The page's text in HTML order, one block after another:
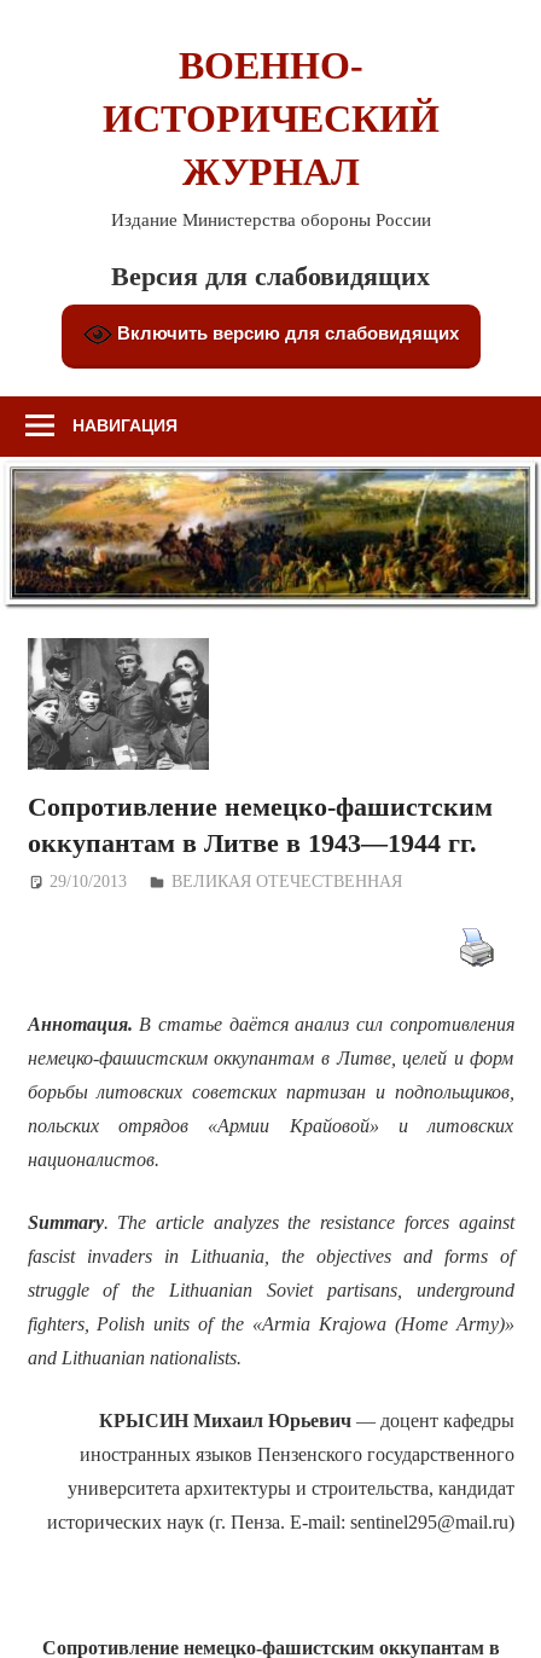
ВОЕННО-
ИСТОРИЧЕСКИЙ
ЖУРНАЛ
Издание Министерства обороны России
Версия для слабовидящих
Включить версию для слабовидящих
НАВИГАЦИЯ
Сопротивление немецко-фашистским
оккупантам в Литве в 1943—1944 гг.
29/10/2013 Дежурный по Редакции
ВЕЛИКАЯ ОТЕЧЕСТВЕННАЯ
Аннотация. В статье даётся анализ сил сопротивления
немецко-фашистским оккупантам в Литве, целей и форм
борьбы литовских советских партизан и подпольщиков,
польских отрядов «Армии Крайовой» и литовских
националистов.
Summary. The article analyzes the resistance forces against
fascist invaders in Lithuania, the objectives and forms of
struggle of the Lithuanian Soviet partisans, underground
fighters, Polish units of the «Armia Krajowa (Home Army)»
and Lithuanian nationalists.
КРЫСИН Михаил Юрьевич— доцент кафедры
иностранных языков Пензенского государственного
университета архитектуры и строительства, кандидат
исторических наук (г. Пенза. E-mail: sentinel295@mail.ru)
Сопротивление немецко-фашистским оккупантам в